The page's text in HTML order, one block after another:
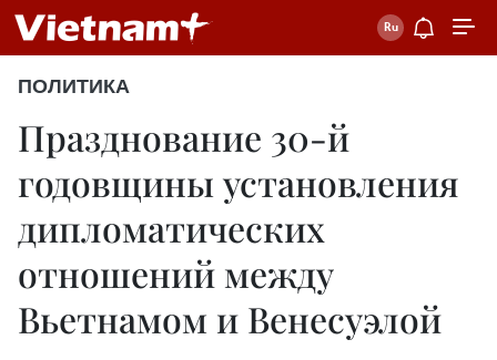
ПОЛИТИКА
Празднование 30-й
годовщины установления
дипломатических
отношений между
Вьетнамом и Венесуэлой